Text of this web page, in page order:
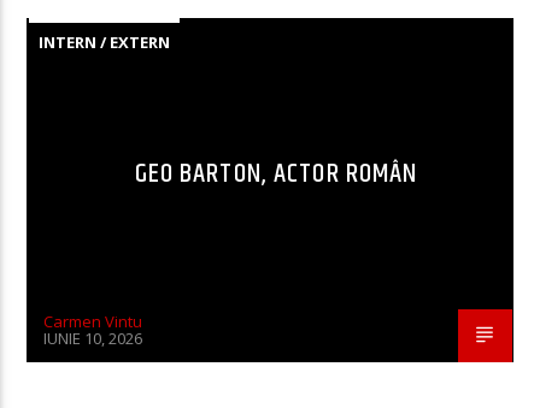
INTERN / EXTERN
GEO BARTON, ACTOR ROMÂN
Carmen Vintu
IUNIE 10, 2026